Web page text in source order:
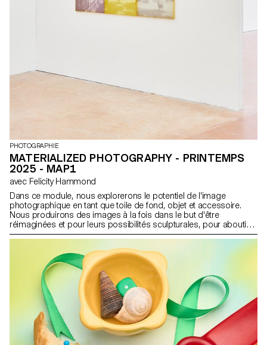
PHOTOGRAPHIE
MATERIALIZED PHOTOGRAPHY - PRINTEMPS
2025 - MAP1
avec Felicity Hammond
Dans ce module, nous explorerons le potentiel de l'image
photographique en tant que toile de fond, objet et accessoire.
Nous produirons des images à la fois dans le but d'être
réimaginées et pour leurs possibilités sculpturales, pour aboutir à
un travail qui étudie le potentiel d'un cycle sans fin d'images et
l'œuvre, ainsi que le site conceptuel et physique auquel elle est